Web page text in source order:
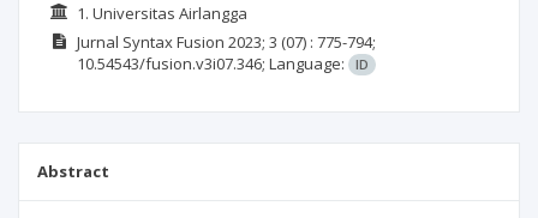
1. Universitas Airlangga
Jurnal Syntax Fusion 2023; 3 (07) : 775-794;
10.54543/fusion.v3i07.346; Language: ID
Abstract